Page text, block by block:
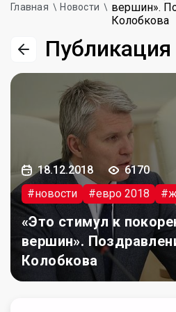
Главная Новости
вершин».
Колобкова
Публикация
18.12.2018
6170
#новости
#евро 2018
«Это стимул к
вершин».
Колобкова